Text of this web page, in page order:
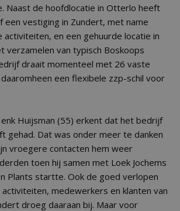
Naast de hoofdlocatie in Otterlo heeft
een vestiging in Zundert, met name
en een gehuurde locatie in
verzamelen van typisch Boskoops
draait momenteel met 26 vaste
een flexibele zzp-schil voor
Huijsman (55) erkent dat het bedrijf
gehad. Dat was onder meer te danken
vroegere contacten hem weer
toen hij samen met Loek Jochems
Plants startte. Ook de goed verlopen
medewerkers en klanten van
droeg daaraan bij. Maar voor